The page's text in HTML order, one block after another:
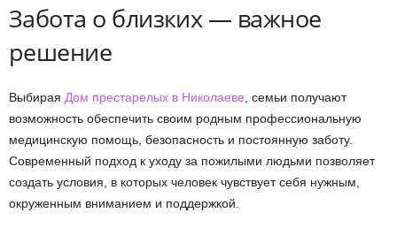
Забота о близких — важное
решение
Выбирая Дом престарелых в Николаеве , семьи получают
возможность обеспечить своим родным профессиональную
медицинскую помощь, безопасность и постоянную заботу.
Современный подход к уходу за пожилыми людьми позволяет
создать условия, в которых человек чувствует себя нужным,
окруженным вниманием и поддержкой.